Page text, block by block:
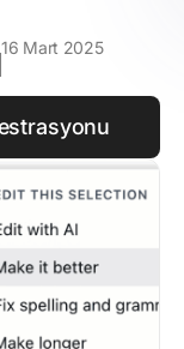
16 Mart 2025